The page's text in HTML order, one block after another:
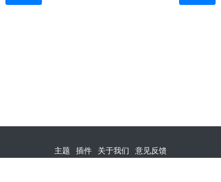
主题 插件 关于我们 意见反馈